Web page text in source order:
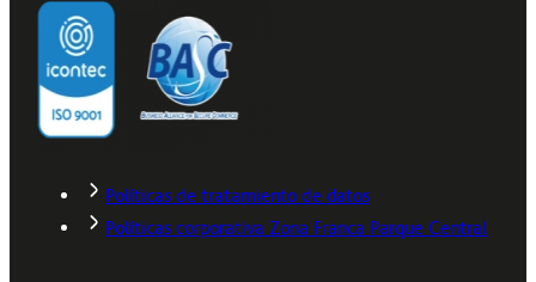
Políticas de tratamiento de datos
Políticas corporativa Zona Franca Parque Central